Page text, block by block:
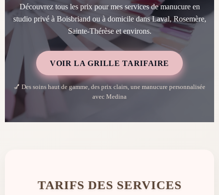
Découvrez tous les prix pour mes services de manucure en
studio privé à Boisbriand ou à domicile dans Laval, Rosemère,
Sainte-Thérèse et environs.
VOIR LA GRILLE TARIFAIRE
💅 Des soins haut de gamme, des prix clairs, une manucure personnalisée
avec Medina
TARIFS DES SERVICES